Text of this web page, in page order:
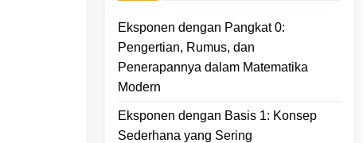
Eksponen dengan Pangkat 0:
Pengertian, Rumus, dan
Penerapannya dalam Matematika
Modern
Eksponen dengan Basis 1: Konsep
Sederhana yang Sering